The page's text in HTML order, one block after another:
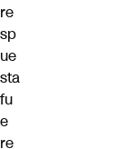
re
sp
ue
sta
fu
e
re